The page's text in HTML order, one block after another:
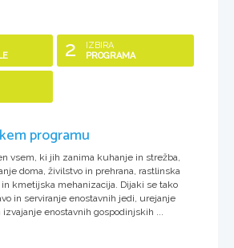
2
IZBIRA
PROGRAMA
programu
vsem, ki jih zanima kuhanje in strežba,
doma, živilstvo in prehrana, rastlinska
in kmetijska mehanizacija. Dijaki se tako
in serviranje enostavnih jedi, urejanje
izvajanje enostavnih gospodinjskih ...